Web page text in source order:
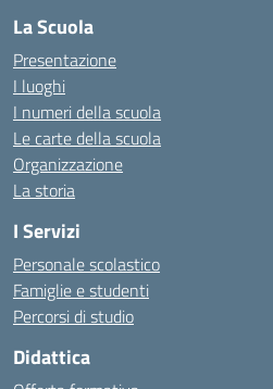
La Scuola
Presentazione
I luoghi
I numeri della scuola
Le carte della scuola
Organizzazione
La storia
I Servizi
Personale scolastico
Famiglie e studenti
Percorsi di studio
Didattica